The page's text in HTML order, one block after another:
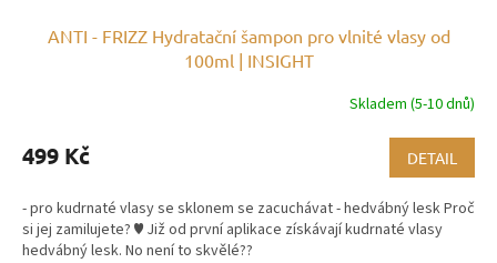
ANTI - FRIZZ Hydratační šampon pro vlnité vlasy od
100ml | INSIGHT
Skladem (5-10 dnů)
499 Kč DETAIL
- pro kudrnaté vlasy se sklonem se zacuchávat - hedvábný lesk Proč
si jej zamilujete? ♥ Již od první aplikace získávají kudrnaté vlasy
hedvábný lesk. No není to skvělé??